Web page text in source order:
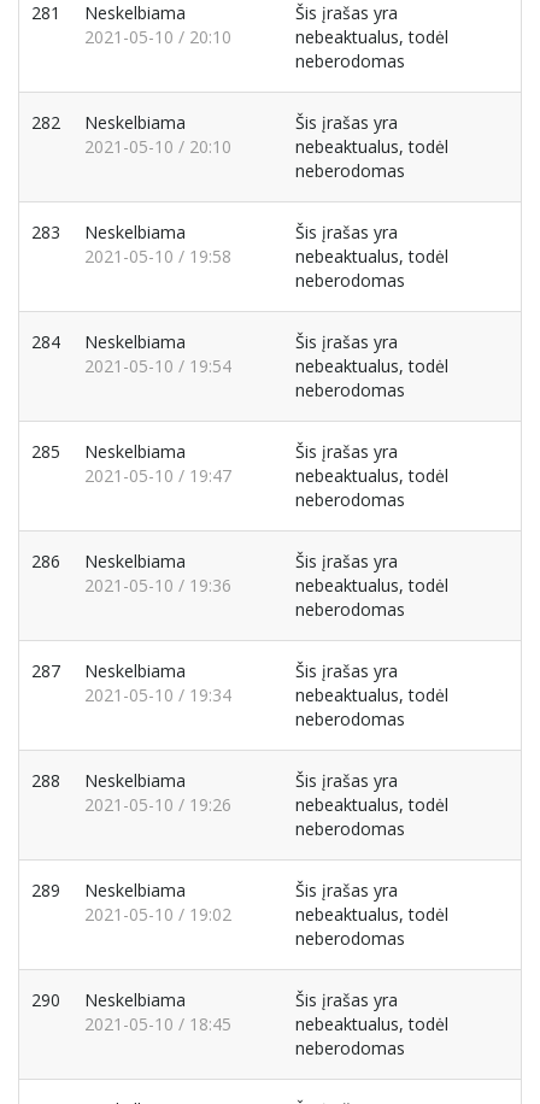
281
Neskelbiama
2021-05-10 / 20:10
Šis įrašas yra
nebeaktualus, todėl
neberodomas
282
Neskelbiama
2021-05-10 / 20:10
Šis įrašas yra
nebeaktualus, todėl
neberodomas
283
Neskelbiama
2021-05-10 / 19:58
Šis įrašas yra
nebeaktualus, todėl
neberodomas
284
Neskelbiama
2021-05-10 / 19:54
Šis įrašas yra
nebeaktualus, todėl
neberodomas
285
Neskelbiama
2021-05-10 / 19:47
Šis įrašas yra
nebeaktualus, todėl
neberodomas
286
Neskelbiama
2021-05-10 / 19:36
Šis įrašas yra
nebeaktualus, todėl
neberodomas
287
Neskelbiama
2021-05-10 / 19:34
Šis įrašas yra
nebeaktualus, todėl
neberodomas
288
Neskelbiama
2021-05-10 / 19:26
Šis įrašas yra
nebeaktualus, todėl
neberodomas
289
Neskelbiama
2021-05-10 / 19:02
Šis įrašas yra
nebeaktualus, todėl
neberodomas
290
Neskelbiama
2021-05-10 / 18:45
Šis įrašas yra
nebeaktualus, todėl
neberodomas